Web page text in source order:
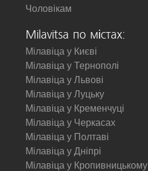
Чоловікам
Milavitsa по містах:
Мілавіца у Києві
Мілавіца у Тернополі
Мілавіца у Львові
Мілавіца у Луцьку
Мілавіца у Кременчуці
Мілавіца у Черкасах
Мілавіца у Полтаві
Мілавіца у Дніпрі
Мілавіца у Кропивницькому